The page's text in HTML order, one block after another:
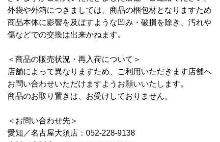
外袋や外箱につきましては、商品の梱包材となりますため
商品本体に影響を及ぼすような凹み・破損を除き、汚れや
傷などでの交換は出来かねます。
＜商品の販売状況・再入荷について＞
店舗によって異なりますため、ご利用いただきます店舗へ
お問い合わせいただけますようお願いいたします。
商品のお取り置きは、お受けしておりません。
＜お問い合わせ先＞
愛知／名古屋大須店：052-228-9138